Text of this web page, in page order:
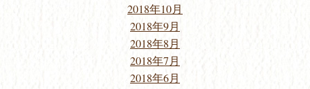
2018年10月
2018年9月
2018年8月
2018年7月
2018年6月